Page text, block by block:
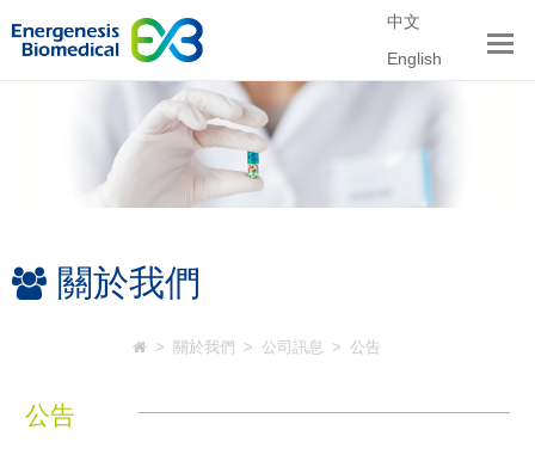
中文
English
關於我們
> 關於我們 > 公司訊息 > 公告
公告